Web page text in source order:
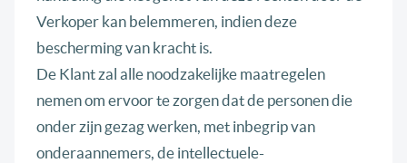
Verkoper kan belemmeren, indien deze
bescherming van kracht is.
De Klant zal alle noodzakelijke maatregelen
nemen om ervoor te zorgen dat de personen die
onder zijn gezag werken, met inbegrip van
onderaannemers, de intellectuele-